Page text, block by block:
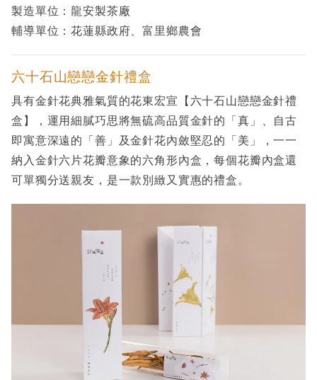
製造單位：龍安製茶廠
輔導單位：花蓮縣政府、富里鄉農會
六十石山戀戀金針禮盒
具有金針花典雅氣質的花東宏宣【六十石山戀戀金針禮
盒】，運用細膩巧思將無硫高品質金針的「真」、自古
即寓意深遠的「善」及金針花內斂堅忍的「美」，一一
納入金針六片花瓣意象的六角形內盒，每個花瓣內盒還
可單獨分送親友，是一款別緻又實惠的禮盒。